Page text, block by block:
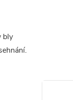
bly